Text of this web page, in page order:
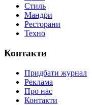
Стиль
Мандри
Ресторани
Техно
Контакти
Придбати журнал
Реклама
Про нас
Контакти